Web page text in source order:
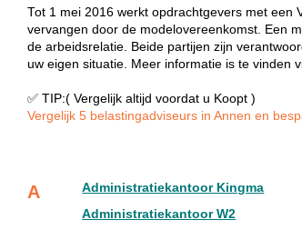
Tot 1 mei 2016 werkt opdrachtgevers met een
vervangen door de modelovereenkomst. Een
de arbeidsrelatie. Beide partijen zijn
uw eigen situatie. Meer informatie is te vinden
✅ TIP:( Vergelijk altijd voordat u Koopt )
Vergelijk 5 belastingadviseurs in Annen en
A
Administratiekantoor Kingma
Administratiekantoor W2